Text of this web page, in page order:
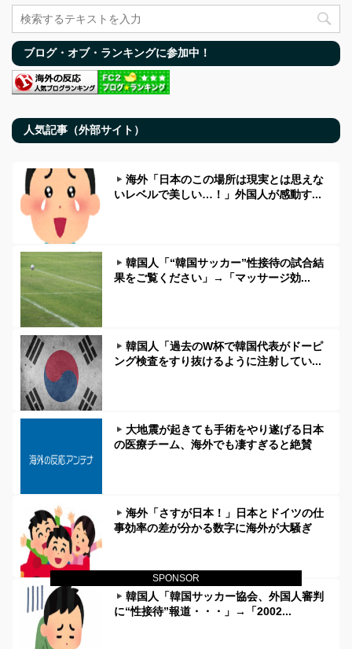
SPONSOR
ブログ・オブ・ランキングに参加中！
人気記事（外部サイト）
海外「日本のこの場所は現実とは思えな
いレベルで美しい…！」外国人が感動す...
韓国人「“韓国サッカー”性接待の試合結
果をご覧ください」→「マッサージ効...
韓国人「過去のW杯で韓国代表がドーピ
ング検査をすり抜けるように注射してい...
大地震が起きても手術をやり遂げる日本
の医療チーム、海外でも凄すぎると絶賛
海外「さすが日本！」日本とドイツの仕
事効率の差が分かる数字に海外が大騒ぎ
韓国人「韓国サッカー協会、外国人審判
に“性接待”報道・・・」→「2002...